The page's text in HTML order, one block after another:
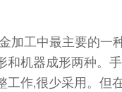
工中最主要的一种
和机器成形两种。
工作‚很少采用。但